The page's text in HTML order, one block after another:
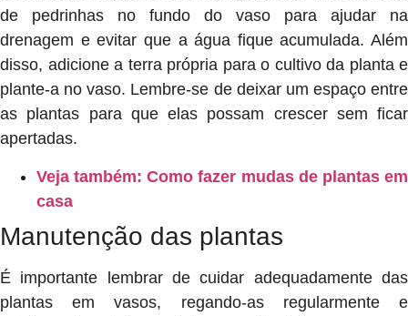
de pedrinhas no fundo do vaso para ajudar na
drenagem e evitar que a água fique acumulada. Além
disso, adicione a terra própria para o cultivo da planta e
plante-a no vaso. Lembre-se de deixar um espaço entre
as plantas para que elas possam crescer sem ficar
apertadas.
Veja também: Como fazer mudas de plantas em
casa
Manutenção das plantas
É importante lembrar de cuidar adequadamente das
plantas em vasos, regando-as regularmente e